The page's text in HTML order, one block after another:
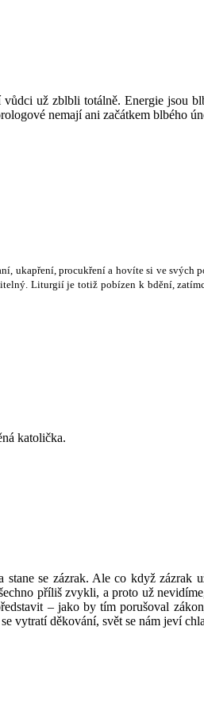
už zblbli totálně. Energie jsou
nemají ani začátkem blbého
ukapření, procukření a hovíte si ve svých
ý. Liturgií je totiž pobízen k bdění,
katolička.
se zázrak. Ale co když
příliš zvykli, a proto už
– jako by tím porušoval
vytratí děkování, svět se nám jeví